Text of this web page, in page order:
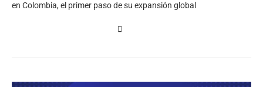
en Colombia, el primer paso de su expansión global